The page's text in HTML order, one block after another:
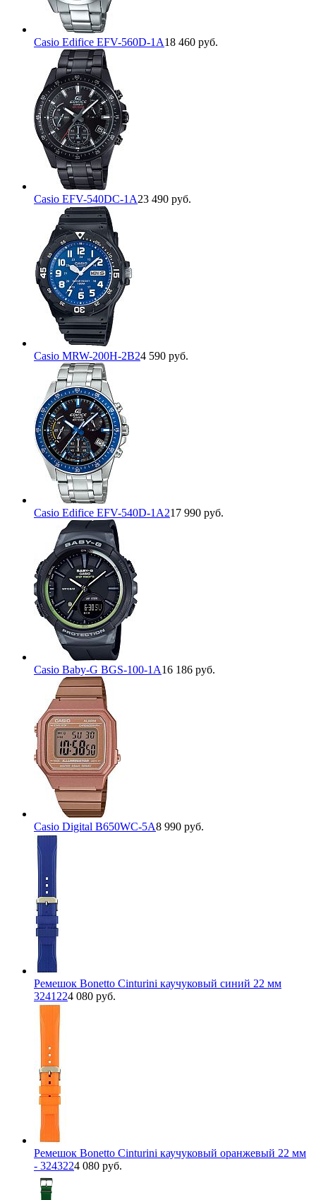
Casio Edifice EFV-560D-1A18 460 руб.
Casio EFV-540DC-1A23 490 руб.
Casio MRW-200H-2B24 590 руб.
Casio Edifice EFV-540D-1A217 990 руб.
Casio Baby-G BGS-100-1A16 186 руб.
Casio Digital B650WC-5A8 990 руб.
Ремешок Bonetto Cinturini каучуковый синий 22 мм
3241224 080 руб.
Ремешок Bonetto Cinturini каучуковый оранжевый 22 мм
- 3243224 080 руб.